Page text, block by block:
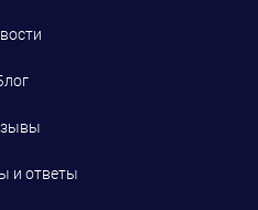
и ответы